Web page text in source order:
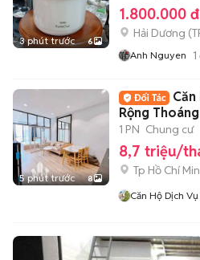
3 phút trước 6
1.800.000 đ
Hải Dương (
Anh Nguyen 1
5 phút trước 8
Căn
Rộng
Thị Nghè
1 PN Chung cư
8,7 triệu/
Tp Hồ Chí
Căn Hộ Dịch